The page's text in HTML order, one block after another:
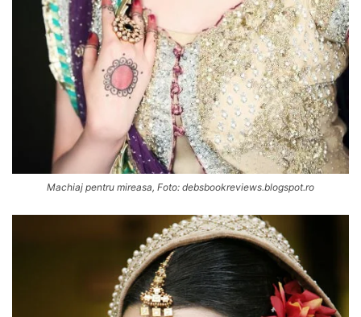
Machiaj pentru mireasa, Foto: debsbookreviews.blogspot.ro